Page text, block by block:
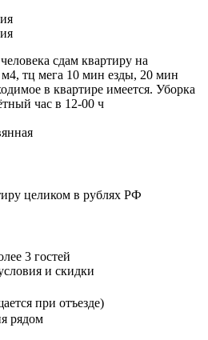
сдам квартиру на
тц мега 10 мин езды, 20 мин
в квартире имеется. Уборка
час в 12-00 ч
целиком в рублях РФ
3 гостей
и скидки
при отъезде)
рядом